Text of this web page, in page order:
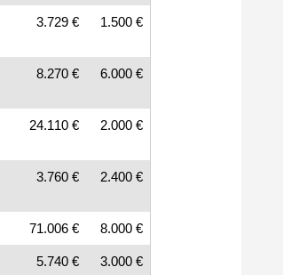
3.729 € 1.500 €
8.270 € 6.000 €
24.110 € 2.000 €
3.760 € 2.400 €
71.006 € 8.000 €
5.740 € 3.000 €